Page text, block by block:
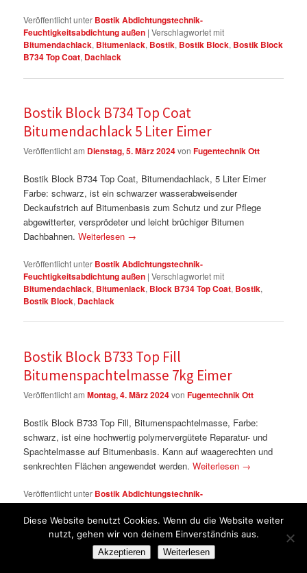
Veröffentlicht unter Bostik Abdichtungstechnik-
Feuchtigkeitsabdichtung außen |Verschlagwortet mit
Bitumendachlack, Bitumenlack, Bostik, Bostik Block, Bostik Block
B734 Top Coat, Dachlack
Bostik Block B734 Top Coat
Bitumendachlack 5 Liter Eimer
Veröffentlicht am Dienstag, 5. März 2024vonFugentechnik Ott
Bostik Block B734 Top Coat, Bitumendachlack, 5 Liter Eimer
Farbe: schwarz, ist ein schwarzer wasserabweisender
Deckaufstrich auf Bitumenbasis zum Schutz und zur Pflege
abgewitterter, versprödeter und leicht brüchiger Bitumen
Dachbahnen.Weiterlesen →
Veröffentlicht unter Bostik Abdichtungstechnik-
Feuchtigkeitsabdichtung außen |Verschlagwortet mit
Bitumendachlack, Bitumenlack, Block B734 Top Coat, Bostik,
Bostik Block, Dachlack
Bostik Block B733 Top Fill
Bitumenspachtelmasse 7kg Eimer
Veröffentlicht amMontag, 4. März 2024vonFugentechnik Ott
Bostik Block B733 Top Fill, Bitumenspachtelmasse, Farbe:
schwarz, ist eine hochwertig polymervergütete Reparatur- und
Spachtelmasse auf Bitumenbasis. Kann auf waagerechten und
senkrechten Flächen angewendet werden.Weiterlesen →
Veröffentlicht unter Bostik Abdichtungstechnik-
Feuchtigkeitsabdichtung außen|Verschlagwortet mitBitumen,
Bitumenspachtel,Bitumenspachtelmasse ,Block B733 Top Fill,
,Bostik Block
Diese Website benutzt Cookies. Wenn du die Website weiter
nutzt, gehen wir von deinem Einverständnis aus.
Akzeptieren Weiterlesen